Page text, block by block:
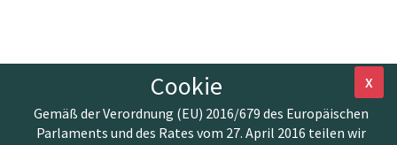
X
Cookie
Gemäß der Verordnung (EU) 2016/679 des Europäischen
Parlaments und des Rates vom 27. April 2016 teilen wir